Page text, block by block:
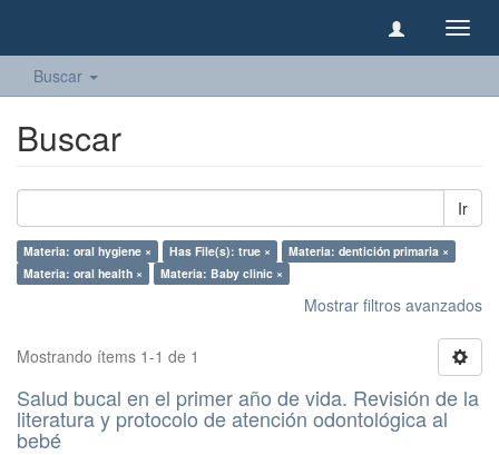
Buscar
Buscar
Ir
Materia: oral hygiene × Has File(s): true ×
Materia: dentición primaria ×
Materia: oral health ×
Materia: Baby clinic ×
Mostrar filtros avanzados
Mostrando ítems 1-1 de 1
Salud bucal en el primer año de vida. Revisión de la
literatura y protocolo de atención odontológica al
bebé